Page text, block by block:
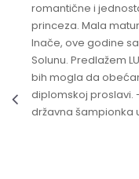
romantične i
princeza. Mala
Inače, ove godine
Solunu. Predlažem
bih mogla da
diplomskoj proslavi.
državna šampionka